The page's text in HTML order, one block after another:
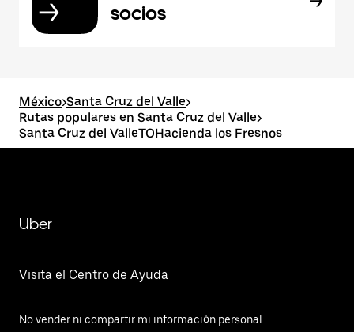
socios
México>Santa Cruz del Valle>
Rutas populares en Santa Cruz del Valle>
Santa Cruz del ValleTOHacienda los Fresnos
Uber
Visita el Centro de Ayuda
No vender ni compartir mi información personal